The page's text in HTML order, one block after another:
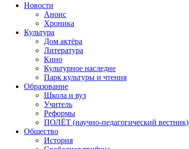
Новости
Анонс
Хроника
Культура
Дом актёра
Литература
Кино
Культурное наследие
Парк культуры и чтения
Образование
Школа и вуз
Учитель
Реформы
ПОЛЁТ (научно-педагогический вестник)
Общество
История